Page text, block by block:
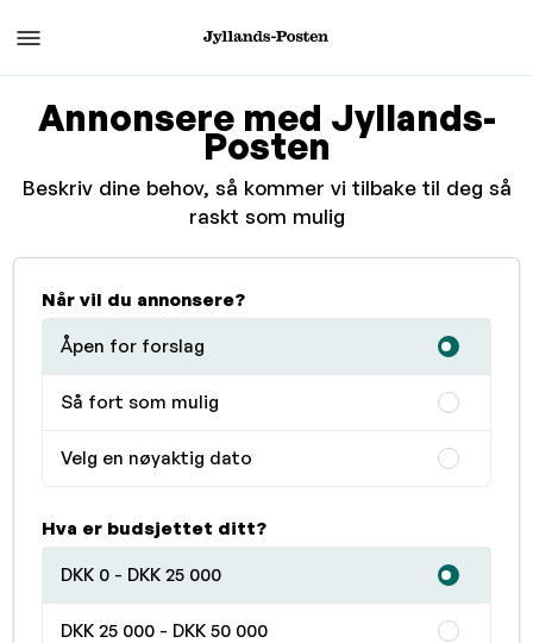
Annonsere med Jyllands-
Posten
Beskriv dine behov, så kommer vi tilbake til deg så
raskt som mulig
Når vil du annonsere?
Åpen for forslag
Så fort som mulig
Velg en nøyaktig dato
Hva er budsjettet ditt?
DKK 0 - DKK 25 000
DKK 25 000 - DKK 50 000